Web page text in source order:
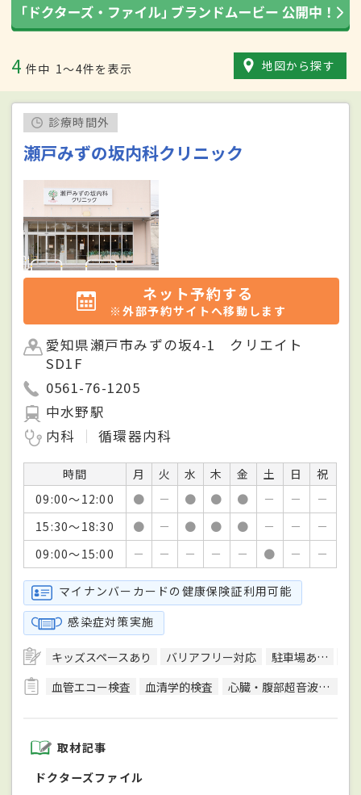
4 件中 1〜4件を表示 地図から探す
診療時間外
瀬戸みずの坂内科クリニック
ネット予約する
※外部予約サイトへ移動します
愛知県瀬戸市みずの坂4-1 クリエイト
SD1F
0561-76-1205
中水野駅
内科
循環器内科
時間 月 火 水 木 金 土 日
祝
09:00～12:00
● － ● ● ● － －
－
15:30～18:30
● － ● ● ● － －
－
09:00～15:00
－ － － － － ● － －
マイナンバーカードの健康保険証利用可能
感染症対策実施
キッズスペースあり バリアフリー対応 駐車場あり
血管エコー検査
血清学的検査 心臓・腹部超音波検査
取材記事
ドクターズファイル